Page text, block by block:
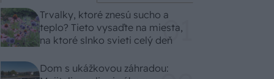
Trvalky, ktoré znesú sucho a
teplo? Tieto vysaďte na miesta,
na ktoré slnko svieti celý deň
Dom s ukážkovou záhradou: